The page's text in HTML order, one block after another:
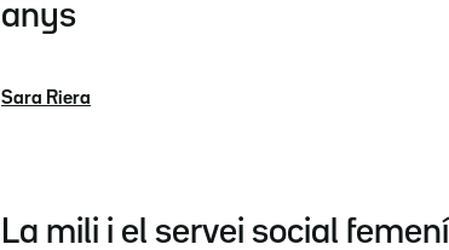
anys
Sara Riera
La mili i el servei social femení